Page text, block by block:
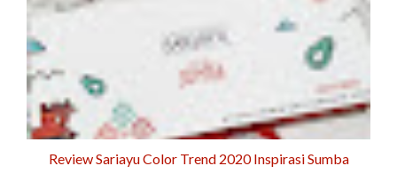
Review Sariayu Color Trend 2020 Inspirasi Sumba